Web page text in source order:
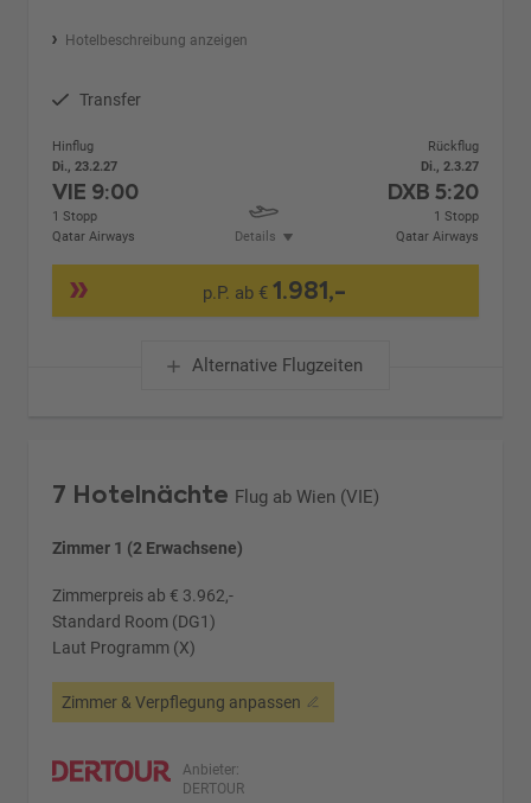
Hotelbeschreibung anzeigen
Transfer
Hinflug
Di., 23.2.27
VIE 9:00
1 Stopp
Qatar Airways
Details
Rückflug
Di., 2.3.27
DXB 5:20
1 Stopp
Qatar Airways
p.P. ab € 1.981,-
Alternative Flugzeiten
7 Hotelnächte Flug ab Wien (VIE)
Zimmer 1 (2 Erwachsene)
Zimmerpreis ab € 3.962,-
Standard Room (DG1)
Laut Programm (X)
Zimmer & Verpflegung anpassen
Anbieter:
DERTOUR